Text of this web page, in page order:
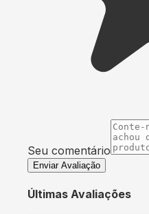
Seu comentário
Enviar Avaliação
Últimas Avaliações